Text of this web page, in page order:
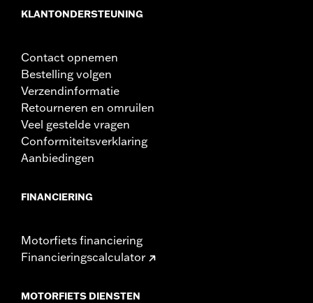
KLANTONDERSTEUNING
Contact opnemen
Bestelling volgen
Verzendinformatie
Retourneren en omruilen
Veel gestelde vragen
Conformiteitsverklaring
Aanbiedingen
FINANCIERING
Motorfiets financiering
Financieringscalculator
MOTORFIETS DIENSTEN